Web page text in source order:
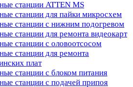
станции ATTEN MS
станции для пайки микросхем
станции с нижним подогревом
станции для ремонта видеокарт
станции с оловоотсосом
станции для ремонта
плат
станции с блоком питания
станции с подачей припоя